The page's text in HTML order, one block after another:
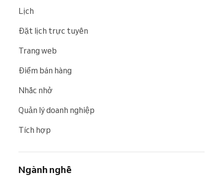
Lịch
Đặt lịch trực tuyến
Trang web
Điểm bán hàng
Nhắc nhở
Quản lý doanh nghiệp
Tích hợp
Ngành nghề